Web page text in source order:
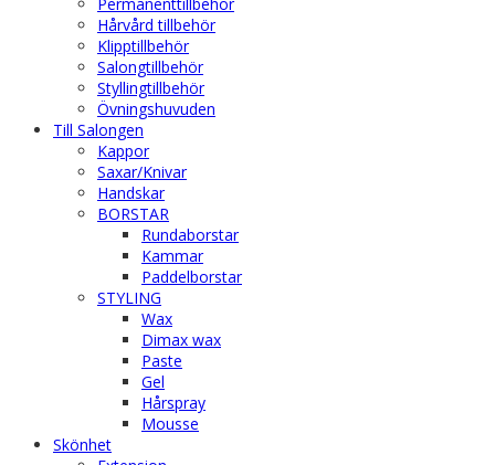
Hårvård tillbehör
Klipptillbehör
Salongtillbehör
Styllingtillbehör
Övningshuvuden
Till Salongen
Kappor
Saxar/Knivar
Handskar
BORSTAR
Rundaborstar
Kammar
Paddelborstar
STYLING
Wax
Dimax wax
Paste
Gel
Hårspray
Mousse
Skönhet